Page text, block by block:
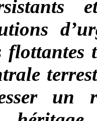
flottantes
un